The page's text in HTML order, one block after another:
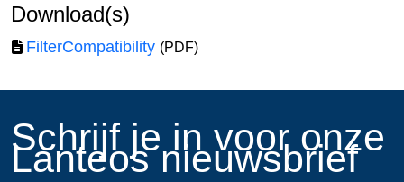
Download(s)
FilterCompatibility (PDF)
​Schrijf je in voor onze
Lanteos nieuwsbrief